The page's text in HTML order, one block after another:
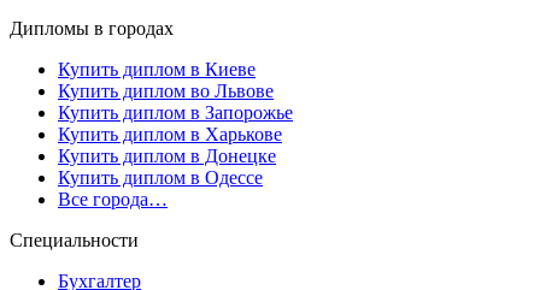
Дипломы в городах
Купить диплом в Киеве
Купить диплом во Львове
Купить диплом в Запорожье
Купить диплом в Харькове
Купить диплом в Донецке
Купить диплом в Одессе
Все города…
Специальности
Бухгалтер